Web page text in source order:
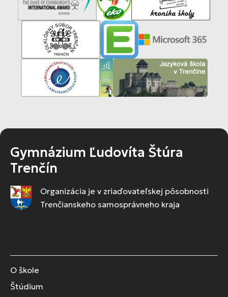
Gymnázium Ľudovíta Štúra
Trenčín
Organizácia je v zriaďovateľskej pôsobnosti
Trenčianskeho samosprávneho kraja
O škole
Štúdium